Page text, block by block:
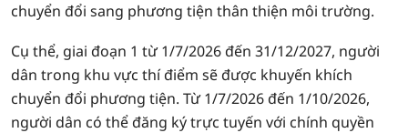
chuyển đổi sang phương tiện thân thiện môi trường.
Cụ thể, giai đoạn 1 từ 1/7/2026 đến 31/12/2027, người
dân trong khu vực thí điểm sẽ được khuyến khích
chuyển đổi phương tiện. Từ 1/7/2026 đến 1/10/2026,
người dân có thể đăng ký trực tuyến với chính quyền